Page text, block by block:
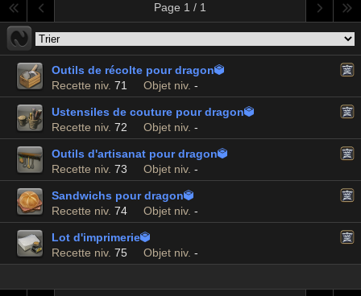
Page 1 / 1
Outils de récolte pour dragon
Recette niv. 71 Objet niv. -
Ustensiles de couture pour dragon
Recette niv. 72 Objet niv. -
Outils d'artisanat pour dragon
Recette niv. 73 Objet niv. -
Sandwichs pour dragon
Recette niv. 74 Objet niv. -
Lot d'imprimerie
Recette niv. 75 Objet niv. -